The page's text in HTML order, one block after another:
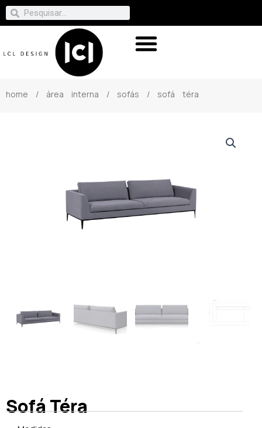
home / área interna / sofás / sofá téra
Sofá Téra